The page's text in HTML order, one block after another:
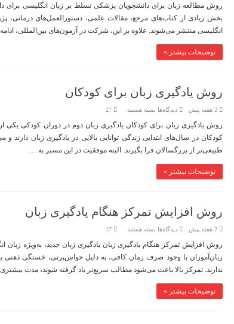
مطالعه
زبان
برای
پزشکی
روش مطالعه زبان برای دانشجویان پزشکی تسلط بر زبان انگلیسی
بخش زیادی از کتاب‌های مرجع، مقالات علمی، دستورالعمل‌های درمانی،
انگلیسی منتشر می‌شوند. علاوه بر این، شرکت در آزمون‌های بین‌المللی،
توضیحات بیشتر »
روش یادگیری زبان برای کودکان
2 هفته پیش دیدگاه‌ها برای
یادگیری
زبان
برای
کودکان
بسته هستند 27
روش یادگیری زبان برای کودکان یادگیری زبان دوم در دوران کودکی یکی
کودکان در سال‌های ابتدایی زندگی توانایی بالایی در یادگیری زبان دارند و
طبیعی‌تر از بزرگسالان فرا بگیرند. البته موفقیت در این مسیر به …
توضیحات بیشتر »
روش افزایش تمرکز هنگام یادگیری زبان
2 هفته پیش دیدگاه‌ها برای
افزایش
تمرکز
هنگام
زبان
بسته هستند 17
روش افزایش تمرکز هنگام یادگیری زبان یادگیری زبان جدید، به‌ویژه زبان
زبان‌آموزان با وجود صرف زمان کافی، به دلیل حواس‌پرتی، خستگی
ندارند. تمرکز بالا باعث می‌شود مطالب سریع‌تر یاد گرفته شوند، مدت
توضیحات بیشتر »